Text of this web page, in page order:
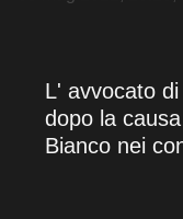
L' avvocato
dopo la
Bianco nei